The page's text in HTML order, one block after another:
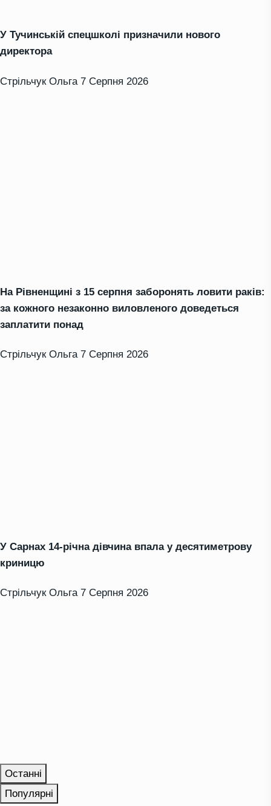
У Тучинській спецшколі призначили нового
директора
Стрільчук Ольга 7 Серпня 2026
На Рівненщині з 15 серпня заборонять ловити раків:
за кожного незаконно виловленого доведеться
заплатити понад
Стрільчук Ольга 7 Серпня 2026
У Сарнах 14-річна дівчина впала у десятиметрову
криницю
Стрільчук Ольга 7 Серпня 2026
Останні
Популярні